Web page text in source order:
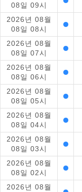
08일 09시
2026년 08월
08일 08시
2026년 08월
08일 07시
2026년 08월
08일 06시
2026년 08월
08일 05시
2026년 08월
08일 04시
2026년 08월
08일 03시
2026년 08월
08일 02시
2026년 08월